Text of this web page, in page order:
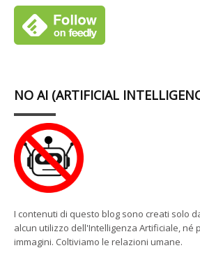
NO AI (ARTIFICIAL
I contenuti di questo blog sono creati solo
alcun utilizzo dell'Intelligenza Artificiale, né
immagini. Coltiviamo le relazioni umane.